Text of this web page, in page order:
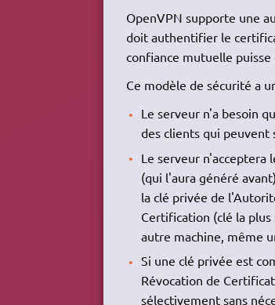
OpenVPN supporte une
doit authentifier le
confiance mutuelle puisse
Ce modèle de sécurité a
Le serveur n'a besoin
des clients qui peuvent
Le serveur
(qui l'aura généré
la clé privée de
Certification (clé la
autre machine, même
Si une clé privée est
Révocation de
sélectivement sans